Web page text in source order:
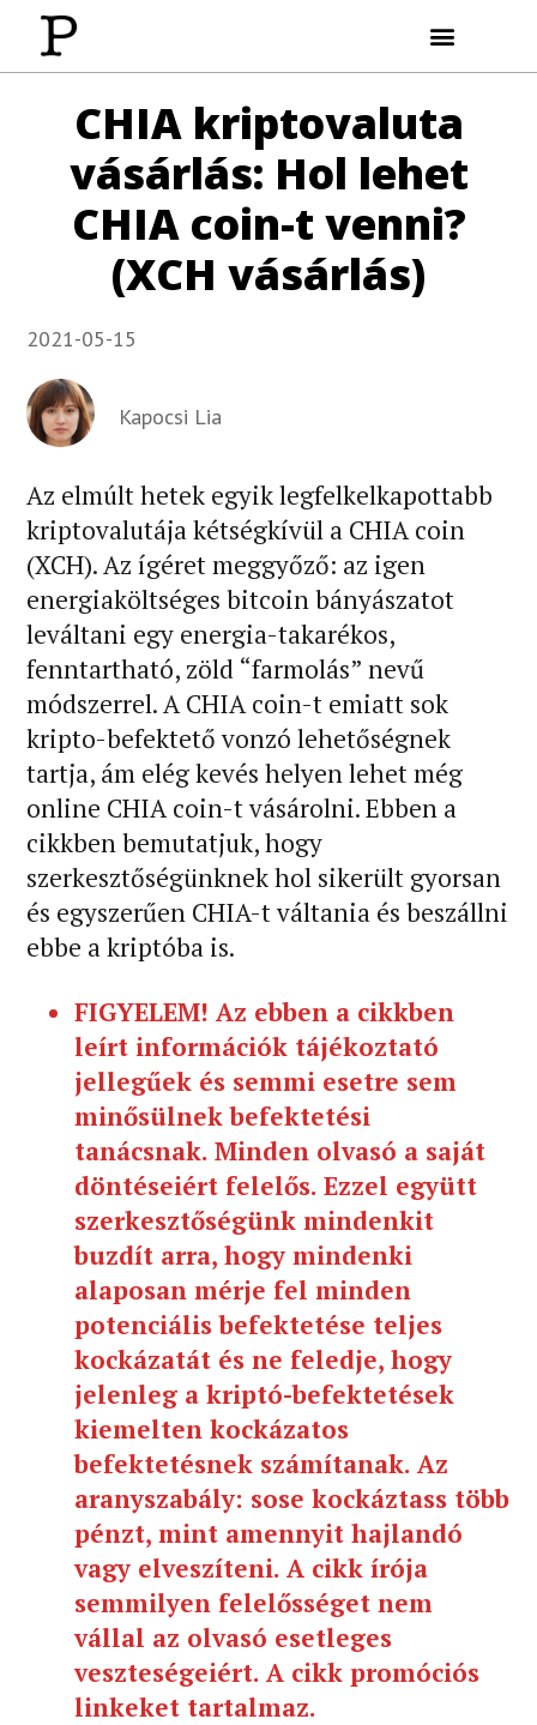
CHIA kriptovaluta
vásárlás: Hol lehet
CHIA coin-t venni?
(XCH vásárlás)
2021-05-15
Kapocsi Lia
Az elmúlt hetek egyik legfelkelkapottabb
kriptovalutája kétségkívül a CHIA coin
(XCH). Az ígéret meggyőző: az igen
energiaköltséges bitcoin bányászatot
leváltani egy energia-takarékos,
fenntartható, zöld “farmolás” nevű
módszerrel. A CHIA coin-t emiatt sok
kripto-befektető vonzó lehetőségnek
tartja, ám elég kevés helyen lehet még
online CHIA coin-t vásárolni. Ebben a
cikkben bemutatjuk, hogy
szerkesztőségünknek hol sikerült gyorsan
és egyszerűen CHIA-t váltania és beszállni
ebbe a kriptóba is.
FIGYELEM! Az ebben a cikkben
leírt információk tájékoztató
jellegűek és semmi esetre sem
minősülnek befektetési
tanácsnak. Minden olvasó a saját
döntéseiért felelős. Ezzel együtt
szerkesztőségünk mindenkit
buzdít arra, hogy mindenki
alaposan mérje fel minden
potenciális befektetése teljes
kockázatát és ne feledje, hogy
jelenleg a kriptó-befektetések
kiemelten kockázatos
befektetésnek számítanak. Az
aranyszabály: sose kockáztass több
pénzt, mint amennyit hajlandó
vagy elveszíteni. A cikk írója
semmilyen felelősséget nem
vállal az olvasó esetleges
veszteségeiért. A cikk promóciós
linkeket tartalmaz.